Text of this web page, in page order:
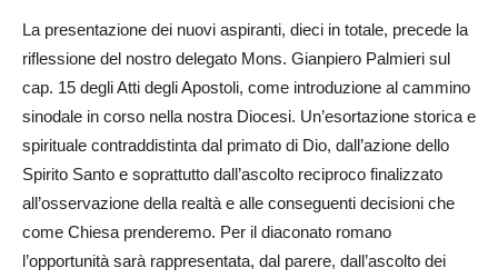
La presentazione dei nuovi aspiranti, dieci in totale, precede la
riflessione del nostro delegato Mons. Gianpiero Palmieri sul
cap. 15 degli Atti degli Apostoli, come introduzione al cammino
sinodale in corso nella nostra Diocesi. Un’esortazione storica e
spirituale contraddistinta dal primato di Dio, dall’azione dello
Spirito Santo e soprattutto dall’ascolto reciproco finalizzato
all’osservazione della realtà e alle conseguenti decisioni che
come Chiesa prenderemo. Per il diaconato romano
l’opportunità sarà rappresentata, dal parere, dall’ascolto dei